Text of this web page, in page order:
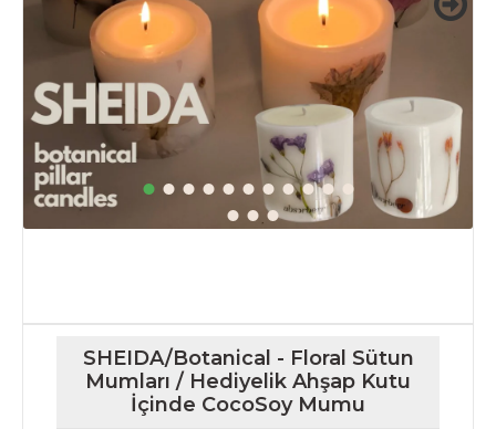
SHEIDA/Botanical - Floral Sütun
Mumları / Hediyelik Ahşap Kutu
İçinde CocoSoy Mumu